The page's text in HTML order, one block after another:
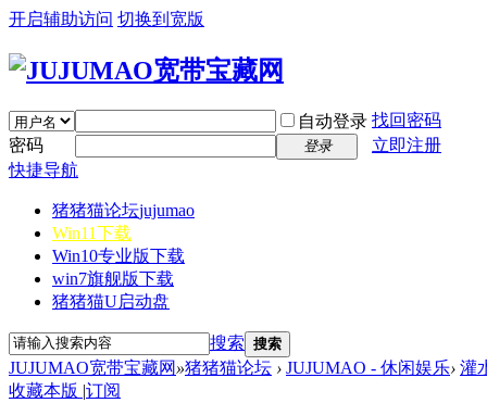
开启辅助访问 切换到宽版
自动登录 找回密码
密码
登录
立即注册
快捷导航
猪猪猫论坛jujumao
Win11下载
Win10专业版下载
win7旗舰版下载
猪猪猫U启动盘
搜索 搜索
JUJUMAO宽带宝藏网 »猪猪猫论坛 › JUJUMAO - 休闲娱乐› 灌
收藏本版 |订阅